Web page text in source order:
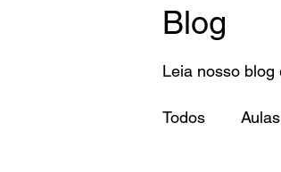
Blog
Leia nosso blog
Todos